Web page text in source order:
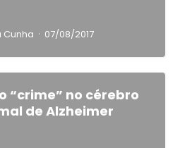
Cunha · 07/08/2017
“crime” no cérebro
de Alzheimer